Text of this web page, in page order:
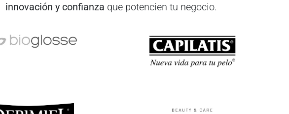
innovación y confianza que potencien tu negocio.